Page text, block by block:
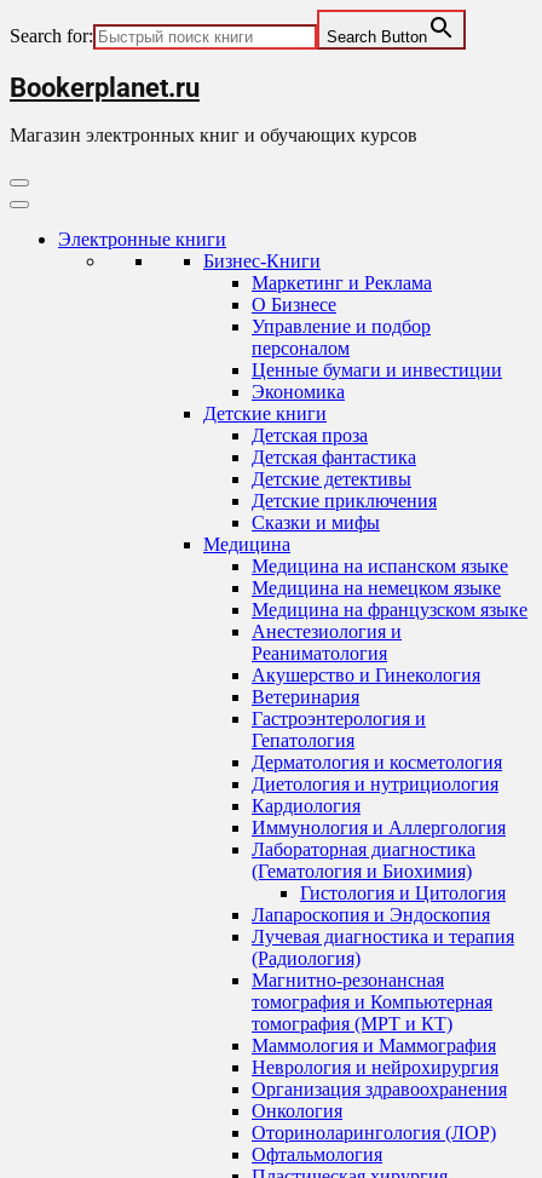
Search for: Search Button
Skip
to
content
Bookerplanet.ru
Магазин электронных книг и обучающих курсов
Primary
Menu
Электронные книги
Бизнес-Книги
Маркетинг и Реклама
О Бизнесе
Управление и подбор
персоналом
Ценные бумаги и инвестиции
Экономика
Детские книги
Детская проза
Детская фантастика
Детские детективы
Детские приключения
Сказки и мифы
Медицина
Медицина на испанском языке
Медицина на немецком языке
Медицина на французском языке
Анестезиология и
Реаниматология
Акушерство и Гинекология
Ветеринария
Гастроэнтерология и
Гепатология
Дерматология и косметология
Диетология и нутрициология
Кардиология
Иммунология и Аллергология
Лабораторная диагностика
(Гематология и Биохимия)
Гистология и Цитология
Лапароскопия и Эндоскопия
Лучевая диагностика и терапия
(Радиология)
Магнитно-резонансная
томография и Компьютерная
томография (МРТ и КТ)
Маммология и Маммография
Неврология и нейрохирургия
Организация здравоохранения
Онкология
Оториноларингология (ЛОР)
Офтальмология